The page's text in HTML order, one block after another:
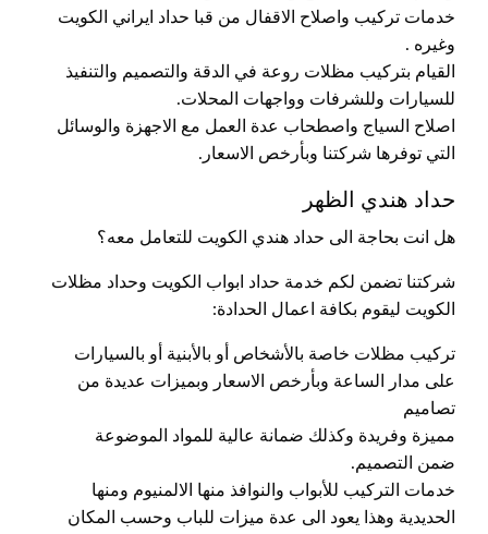
خدمات تركيب واصلاح الاقفال من قبا حداد ايراني الكويت
وغيره .
القيام بتركيب مظلات روعة في الدقة والتصميم والتنفيذ
للسيارات وللشرفات وواجهات المحلات.
اصلاح السياج واصطحاب عدة العمل مع الاجهزة والوسائل
التي توفرها شركتنا وبأرخص الاسعار.
حداد هندي الظهر
هل انت بحاجة الى حداد هندي الكويت للتعامل معه؟
شركتنا تضمن لكم خدمة حداد ابواب الكويت وحداد مظلات
الكويت ليقوم بكافة اعمال الحدادة:
تركيب مظلات خاصة بالأشخاص أو بالأبنية أو بالسيارات
على مدار الساعة وبأرخص الاسعار وبميزات عديدة من
تصاميم
مميزة وفريدة وكذلك ضمانة عالية للمواد الموضوعة
ضمن التصميم.
خدمات التركيب للأبواب والنوافذ منها الالمنيوم ومنها
الحديدية وهذا يعود الى عدة ميزات للباب وحسب المكان